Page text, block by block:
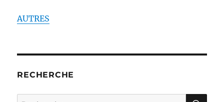
AUTRES
RECHERCHE